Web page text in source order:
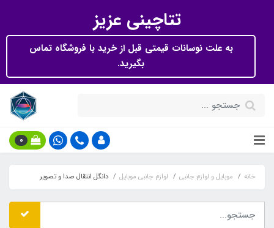
تتاچینی عزیز
به علت نوسانات قیمتی قبل از خرید با فروشگاه تماس
بگیرید.
0
خانه موبایل و لوازم جانبی لوازم جانبی موبایل دانگل انتقال صدا و تصویر